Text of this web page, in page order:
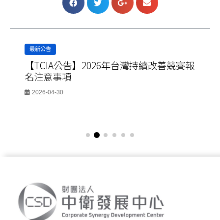
最新公告
【TCIA公告】2026年台灣持續改善競賽報
名注意事項
2026-04-30